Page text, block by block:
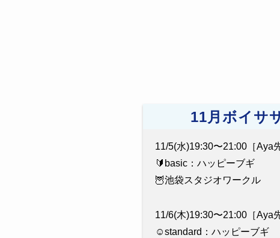
11月ボイサ
11/5(水)19:30〜21:00［Aya
🔰basic：ハッピーブギ
🦉池袋スタジオワークル
11/6(木)19:30〜21:00［Aya
☺️standard：ハッピーブギ